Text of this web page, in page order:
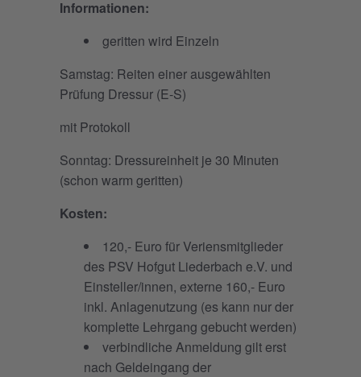
Informationen:
geritten wird Einzeln
Samstag: Reiten einer ausgewählten
Prüfung Dressur (E-S)
mit Protokoll
Sonntag: Dressureinheit je 30 Minuten
(schon warm geritten)
Kosten:
120,- Euro für Veriensmitglieder
des PSV Hofgut Liederbach e.V. und
Einsteller/innen, externe 160,- Euro
inkl. Anlagenutzung (es kann nur der
komplette Lehrgang gebucht werden)
verbindliche Anmeldung gilt erst
nach Geldeingang der